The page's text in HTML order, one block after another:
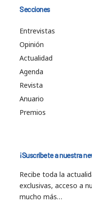
Secciones
Entrevistas
Opinión
Actualidad
Agenda
Revista
Anuario
Premios
¡Suscríbete a nuestra
Recibe toda la
exclusivas, acceso a
mucho más…